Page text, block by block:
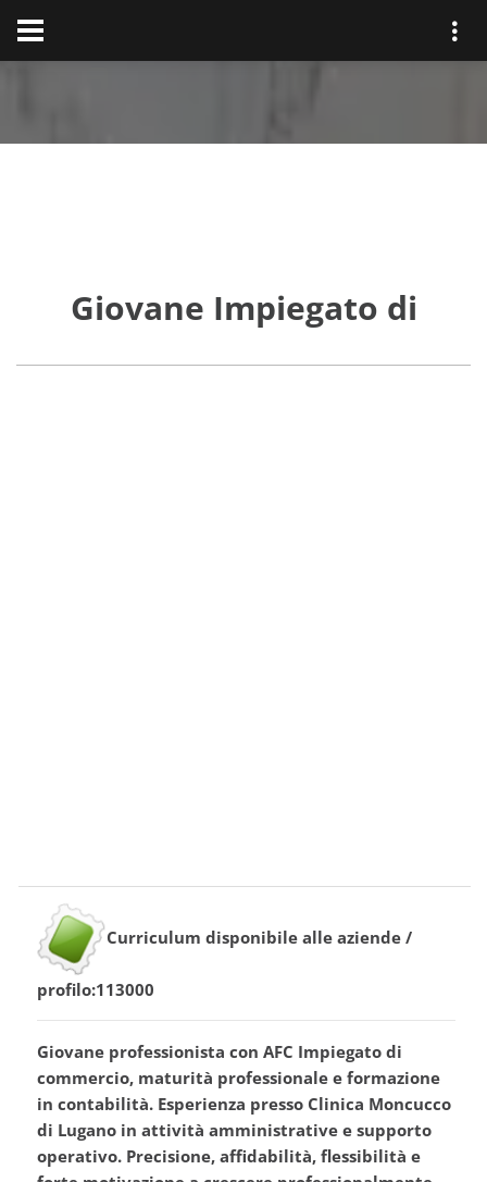
Giovane Impiegato di
Curriculum disponibile alle aziende /
profilo:113000
Giovane professionista con AFC Impiegato di
commercio, maturità professionale e formazione
in contabilità. Esperienza presso Clinica Moncucco
di Lugano in attività amministrative e supporto
operativo. Precisione, affidabilità, flessibilità e